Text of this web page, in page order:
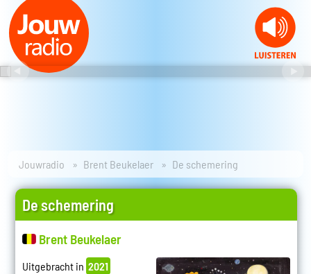
Jouwradio Brent Beukelaer De schemering
De schemering
Brent Beukelaer
Uitgebracht in 2021